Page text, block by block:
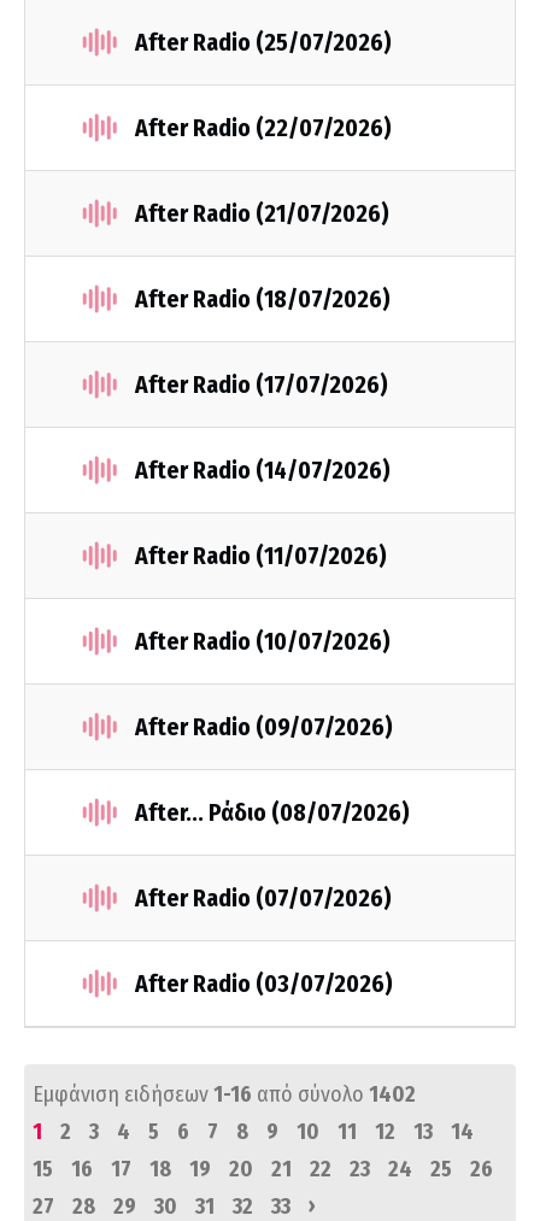
After Radio (25/07/2026)
After Radio (22/07/2026)
After Radio (21/07/2026)
After Radio (18/07/2026)
After Radio (17/07/2026)
After Radio (14/07/2026)
After Radio (11/07/2026)
After Radio (10/07/2026)
After Radio (09/07/2026)
After... Ράδιο (08/07/2026)
After Radio (07/07/2026)
After Radio (03/07/2026)
Εμφάνιση ειδήσεων1-16 από σύνολο 1402
1
2 3 4 5 6 7 8 9 10 11 12 13
14
15
16 17 18 19 20 21 22 23 24 25
26
27
28 29 30 31 32 33 ›